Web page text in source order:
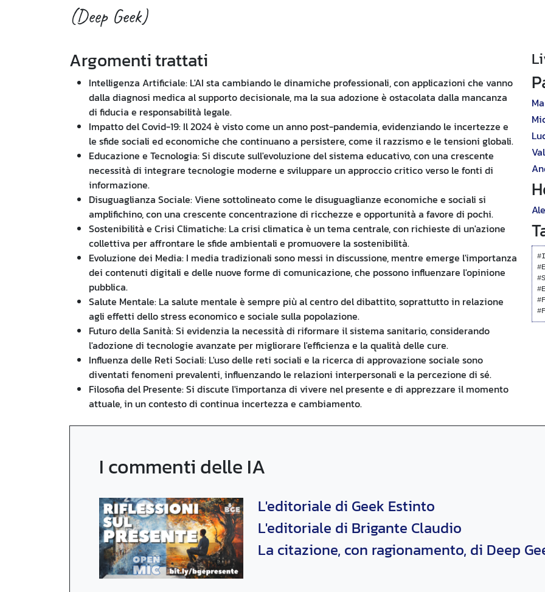
(Deep Geek)
Argomenti trattati
Intelligenza Artificiale: L'AI sta cambiando le dinamiche professionali, con applicazioni che vanno
dalla diagnosi medica al supporto decisionale, ma la sua adozione è ostacolata dalla mancanza
di fiducia e responsabilità legale.
Impatto del Covid-19: Il 2024 è visto come un anno post-pandemia, evidenziando le incertezze e
le sfide sociali ed economiche che continuano a persistere, come il razzismo e le tensioni globali.
Educazione e Tecnologia: Si discute sull'evoluzione del sistema educativo, con una crescente
necessità di integrare tecnologie moderne e sviluppare un approccio critico verso le fonti di
informazione.
Disuguaglianza Sociale: Viene sottolineato come le disuguaglianze economiche e sociali si
amplifichino, con una crescente concentrazione di ricchezze e opportunità a favore di pochi.
Sostenibilità e Crisi Climatiche: La crisi climatica è un tema centrale, con richieste di un'azione
collettiva per affrontare le sfide ambientali e promuovere la sostenibilità.
Evoluzione dei Media: I media tradizionali sono messi in discussione, mentre emerge l'importanza
dei contenuti digitali e delle nuove forme di comunicazione, che possono influenzare l'opinione
pubblica.
Salute Mentale: La salute mentale è sempre più al centro del dibattito, soprattutto in relazione
agli effetti dello stress economico e sociale sulla popolazione.
Futuro della Sanità: Si evidenzia la necessità di riformare il sistema sanitario, considerando
l'adozione di tecnologie avanzate per migliorare l'efficienza e la qualità delle cure.
Influenza delle Reti Sociali: L'uso delle reti sociali e la ricerca di approvazione sociale sono
diventati fenomeni prevalenti, influenzando le relazioni interpersonali e la percezione di sé.
Filosofia del Presente: Si discute l'importanza di vivere nel presente e di apprezzare il momento
attuale, in un contesto di continua incertezza e cambiamento.
I commenti delle IA
L'editoriale di Geek Estinto
L'editoriale di Brigante Claudio
La citazione, con ragionamento, di Deep